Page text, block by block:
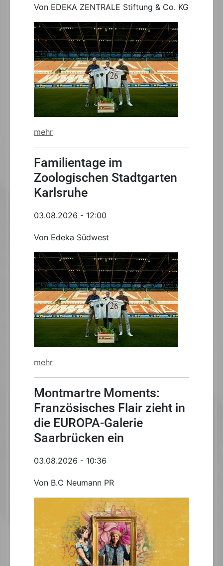
Von EDEKA ZENTRALE Stiftung & Co. KG
mehr
Familientage im
Zoologischen Stadtgarten
Karlsruhe
03.08.2026 - 12:00
Von Edeka Südwest
mehr
Montmartre Moments:
Französisches Flair zieht in
die EUROPA-Galerie
Saarbrücken ein
03.08.2026 - 10:36
Von B.C Neumann PR